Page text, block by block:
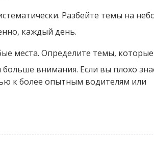
Разбейте темы на
каждый день.
места. Определите темы,
больше внимания. Если вы плохо
к более опытным водителям или